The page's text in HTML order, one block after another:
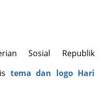
Sosial Republik
tema dan logo Hari